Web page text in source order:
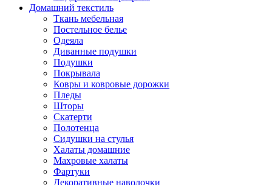
Домашний текстиль
Ткань мебельная
Постельное белье
Одеяла
Диванные подушки
Подушки
Покрывала
Ковры и ковровые дорожки
Пледы
Шторы
Скатерти
Полотенца
Сидушки на стулья
Халаты домашние
Махровые халаты
Фартуки
Декоративные наволочки